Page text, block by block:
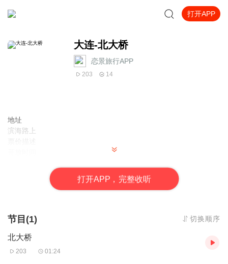
打开APP
大连-北大桥
恋景旅行APP
203 14
地址
滨海路上
音频来源于链景旅行
打开APP，完整收听
节目(1) 切换顺序
北大桥
203 01:24